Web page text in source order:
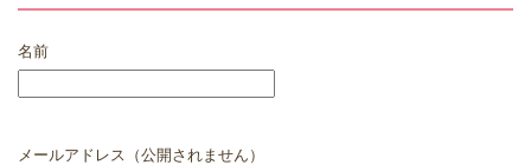
名前
メールアドレス（公開されません）